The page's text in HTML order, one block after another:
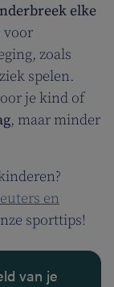
elke
voor
zoals
spelen.
je kind of
, maar minder
en
sporttips!
van je